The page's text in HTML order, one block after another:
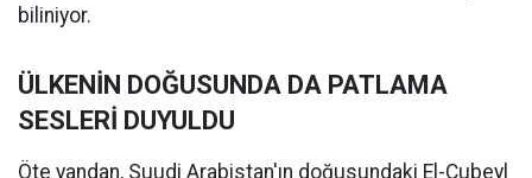
biliniyor.
ÜLKENİN DOĞUSUNDA DA PATLAMA
SESLERİ DUYULDU
Öte yandan, Suudi Arabistan'ın doğusundaki El-Cubeyl